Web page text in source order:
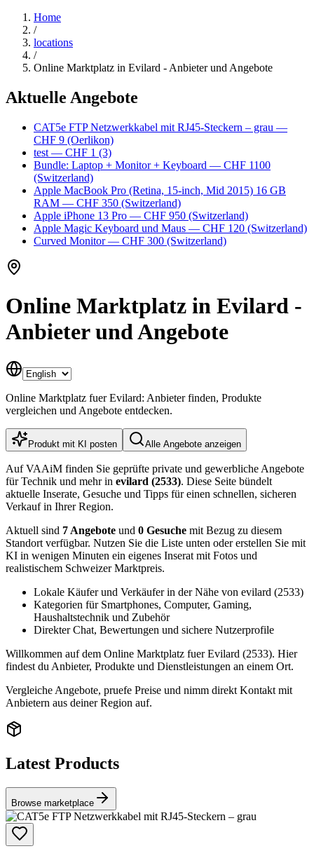
Home
/
locations
/
Online Marktplatz in Evilard - Anbieter und Angebote
Aktuelle Angebote
CAT5e FTP Netzwerkkabel mit RJ45-Steckern – grau —
CHF 9 (Oerlikon)
test — CHF 1 (3)
Bundle: Laptop + Monitor + Keyboard — CHF 1100
(Switzerland)
Apple MacBook Pro (Retina, 15-inch, Mid 2015) 16 GB
RAM — CHF 350 (Switzerland)
Apple iPhone 13 Pro — CHF 950 (Switzerland)
Apple Magic Keyboard und Maus — CHF 120 (Switzerland)
Curved Monitor— CHF 300 (Switzerland)
Online Marktplatz in Evilard -
Anbieter und Angebote
Online Marktplatz fuer Evilard: Anbieter finden, Produkte
vergleichen und Angebote entdecken.
Produkt mit KI posten Alle Angebote anzeigen
Auf VAAiM finden Sie geprüfte private und gewerbliche Angebote
für Technik und mehr in evilard (2533). Diese Seite bündelt
aktuelle Inserate, Gesuche und Tipps für einen schnellen, sicheren
Verkauf in Ihrer Region.
Aktuell sind 7 Angebote und 0 Gesuche mit Bezug zu diesem
Standort verfügbar. Nutzen Sie die Liste unten oder erstellen Sie mit
KI in wenigen Minuten ein eigenes Inserat mit Fotos und
realistischem Schweizer Marktpreis.
Lokale Käufer und Verkäufer in der Nähe von evilard (2533)
Kategorien für Smartphones, Computer, Gaming,
Haushaltstechnik und Zubehör
Direkter Chat, Bewertungen und sichere Nutzerprofile
Willkommen auf dem Online Marktplatz fuer Evilard (2533). Hier
findest du Anbieter, Produkte und Dienstleistungen an einem Ort.
Vergleiche Angebote, pruefe Preise und nimm direkt Kontakt mit
Anbietern aus deiner Region auf.
Latest Products
Browse marketplace